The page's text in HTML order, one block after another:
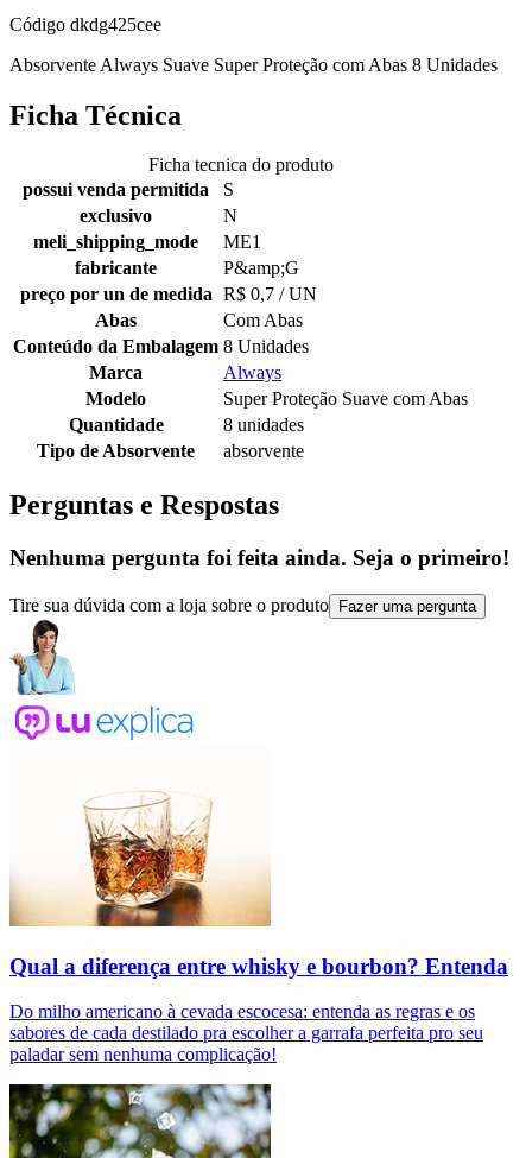
Código dkdg425cee
Absorvente Always Suave Super Proteção com Abas 8 Unidades
Ficha Técnica
Ficha tecnica do produto
possui venda permitida
S
exclusivo
N
meli_shipping_mode
ME1
fabricante
P&amp;G
preço por un de medida R$ 0,7 / UN
Abas
Com Abas
Conteúdo da Embalagem 8 Unidades
Marca
Always
Modelo
Super Proteção Suave com Abas
Quantidade
8 unidades
Tipo de Absorvente
absorvente
Perguntas e Respostas
Nenhuma pergunta foi feita ainda. Seja o primeiro!
Tire sua dúvida com a loja sobre o produto Fazer uma pergunta
Qual a diferença entre whisky e bourbon? Entenda
Do milho americano à cevada escocesa: entenda as regras e os
sabores de cada destilado pra escolher a garrafa perfeita pro seu
paladar sem nenhuma complicação!